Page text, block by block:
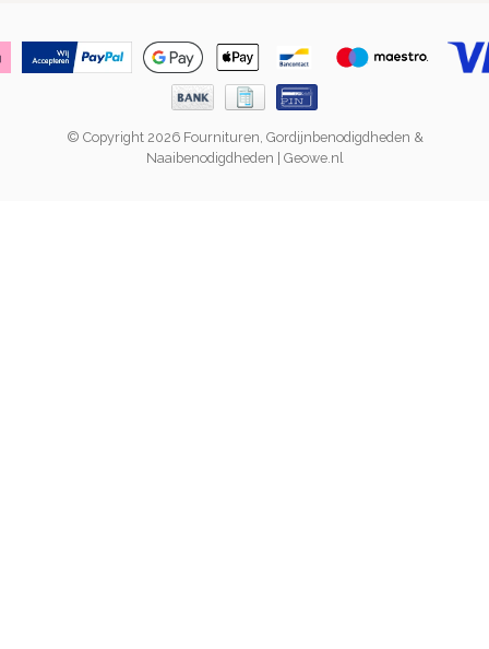
© Copyright 2026 Fournituren, Gordijnbenodigdheden &
Naaibenodigdheden | Geowe.nl